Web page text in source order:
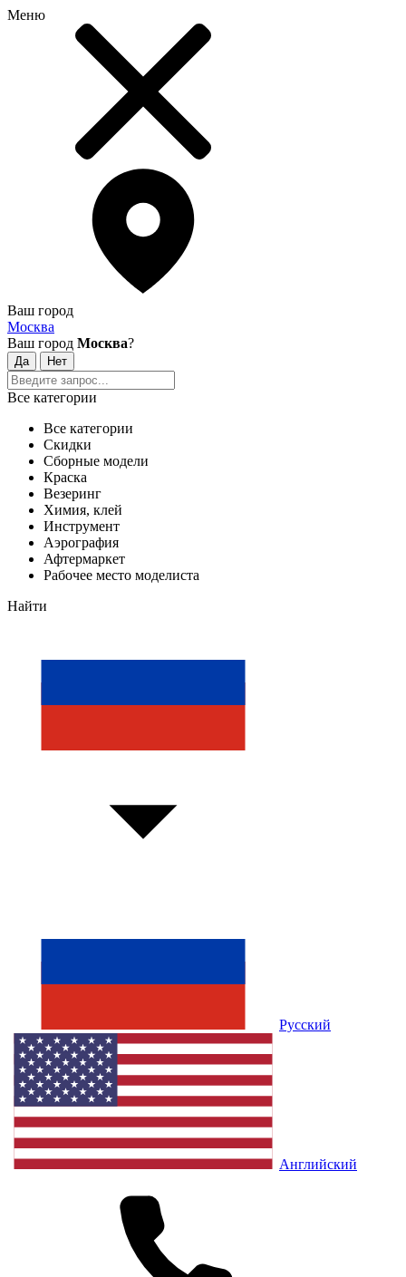
Меню
Ваш город
Москва
Ваш город Москва?
Все категории
Все категории
Скидки
Сборные модели
Краска
Везеринг
Химия, клей
Инструмент
Аэрография
Афтермаркет
Рабочее место моделиста
Найти
Русский
Английский